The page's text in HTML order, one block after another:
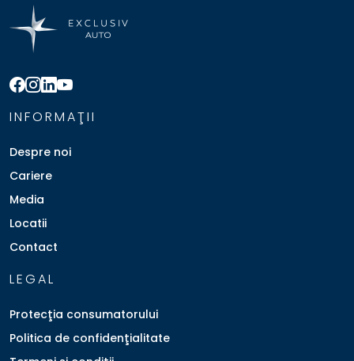
INFORMAŢII
Despre noi
Cariere
Media
Locatii
Contact
LEGAL
Protecţia consumatorului
Politica de confidenţialitate